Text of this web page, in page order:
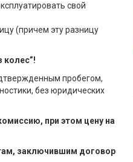
свой
(причем эту разницу
колес”!
пробегом,
без юридических
при этом цену на
заключившим договор